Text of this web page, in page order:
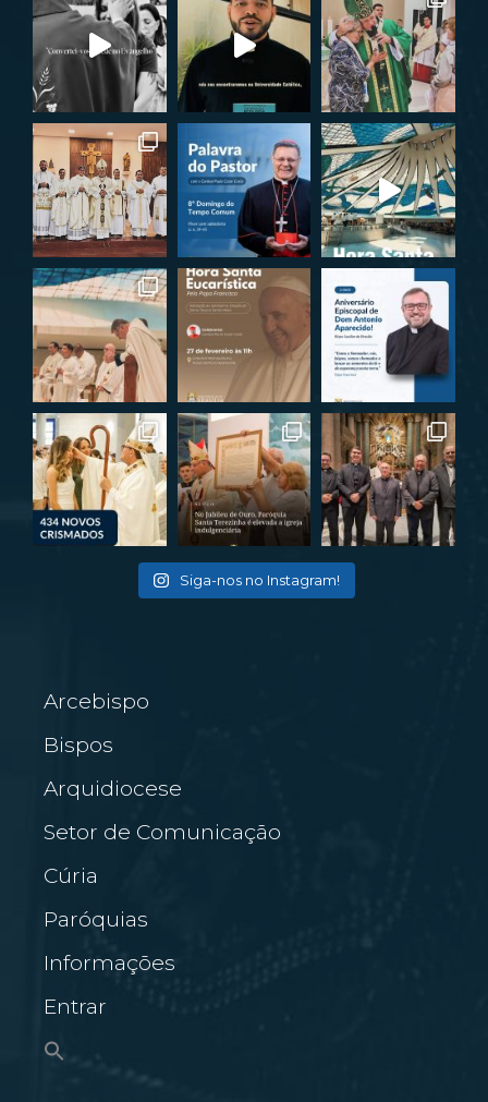
Siga-nos no Instagram!
Arcebispo
Bispos
Arquidiocese
Setor de Comunicação
Cúria
Paróquias
Informações
Entrar